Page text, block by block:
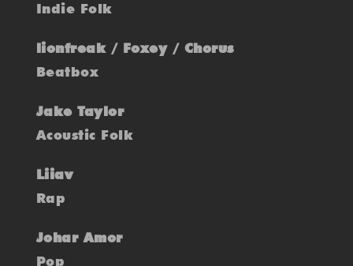
Indie Folk
lionfreak / Foxey / Chorus
Beatbox
Jake Taylor
Acoustic Folk
Liiav
Rap
Johar Amor
Pop